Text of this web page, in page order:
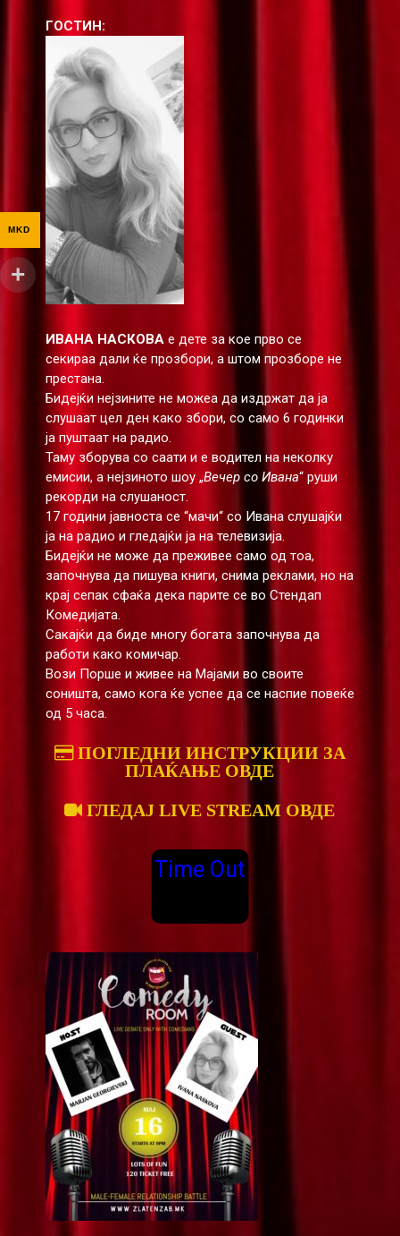
ГОСТИН:
ИВАНА НАСКОВАе дете за кое прво се
секираа дали ќе прозбори, а штом прозборе не
престана.
Бидејќи нејзините не можеа да издржат да ја
слушаат цел ден како збори, со само 6 годинки
ја пуштаат на радио.
Таму зборува со саати и е водител на неколку
емисии, а нејзиното шоу „Вечер со Ивана“ руши
рекорди на слушаност.
17 години јавноста се “мачи“ со Ивана слушајќи
ја на радио и гледајќи ја на телевизија.
Бидејќи не може да преживее само од тоа,
започнува да пишува книги, снима реклами, но на
крај сепак сфаќа дека парите се во Стендап
Комедијата.
Сакајќи да биде многу богата започнува да
работи како комичар.
Вози Порше и живее на Мајами во своите
соништа, само кога ќе успее да се наспие повеќе
од 5 часа.
ПОГЛЕДНИ ИНСТРУКЦИИ ЗА
ПЛАЌАЊЕ ОВДЕ
ГЛЕДАЈ LIVE STREAM ОВДЕ
Time Out
MKD